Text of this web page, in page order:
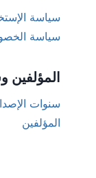
سياسة
سياسة
المؤلفين
سنوات
المؤلفين